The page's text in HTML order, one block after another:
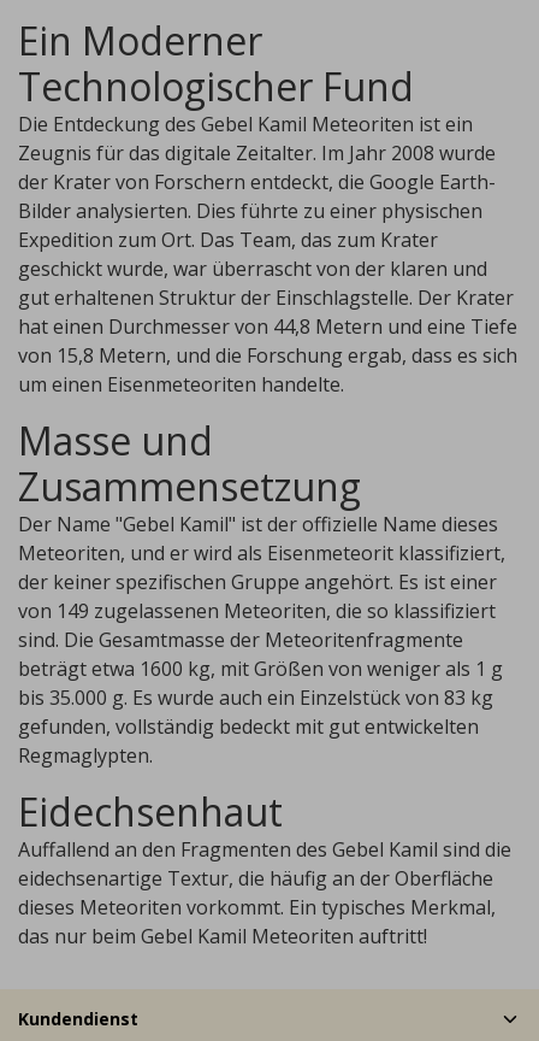
Ein Moderner
Technologischer Fund
Die Entdeckung des Gebel Kamil Meteoriten ist ein
Zeugnis für das digitale Zeitalter. Im Jahr 2008 wurde
der Krater von Forschern entdeckt, die Google Earth-
Bilder analysierten. Dies führte zu einer physischen
Expedition zum Ort. Das Team, das zum Krater
geschickt wurde, war überrascht von der klaren und
gut erhaltenen Struktur der Einschlagstelle. Der Krater
hat einen Durchmesser von 44,8 Metern und eine Tiefe
von 15,8 Metern, und die Forschung ergab, dass es sich
um einen Eisenmeteoriten handelte.
Masse und
Zusammensetzung
Der Name "Gebel Kamil" ist der offizielle Name dieses
Meteoriten, und er wird als Eisenmeteorit klassifiziert,
der keiner spezifischen Gruppe angehört. Es ist einer
von 149 zugelassenen Meteoriten, die so klassifiziert
sind. Die Gesamtmasse der Meteoritenfragmente
beträgt etwa 1600 kg, mit Größen von weniger als 1 g
bis 35.000 g. Es wurde auch ein Einzelstück von 83 kg
gefunden, vollständig bedeckt mit gut entwickelten
Regmaglypten.
Eidechsenhaut
Auffallend an den Fragmenten des Gebel Kamil sind die
eidechsenartige Textur, die häufig an der Oberfläche
dieses Meteoriten vorkommt. Ein typisches Merkmal,
das nur beim Gebel Kamil Meteoriten auftritt!
Kundendienst